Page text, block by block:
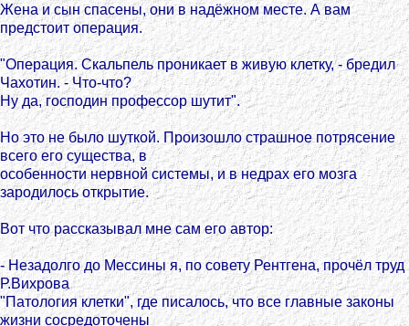
Жена и сын спасены, они в надёжном месте. А вам
предстоит операция.
"Операция. Скальпель проникает в живую клетку, - бредил
Чахотин. - Что-что?
Ну да, господин профессор шутит".
Но это не было шуткой. Произошло страшное потрясение
всего его существа, в
особенности нервной системы, и в недрах его мозга
зародилось открытие.
Вот что рассказывал мне сам его автор:
- Незадолго до Мессины я, по совету Рентгена, прочёл труд
Р.Вихрова
"Патология клетки", где писалось, что все главные законы
жизни сосредоточены